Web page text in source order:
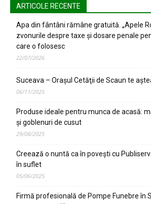
ARTICOLE RECENTE
Apa din fântâni rămâne gratuită. „Apele
zvonurile despre taxe și dosare penale
care o folosesc
22/07/2026
Suceava – Oraşul Cetăţii de Scaun te
06/11/2025
Produse ideale pentru munca de acasă:
şi goblenuri de cusut
29/08/2025
Creează o nuntă ca în poveşti cu
în suflet
05/06/2025
Firmă profesională de Pompe Funebre în